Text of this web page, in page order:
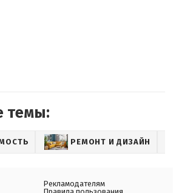
темы:
РЕМОНТ И ДИЗАЙН
Рекламодателям